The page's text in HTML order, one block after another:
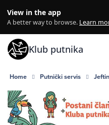
View in the app
A better way to browse. Learn
Klub putnika
Home Putnički servis